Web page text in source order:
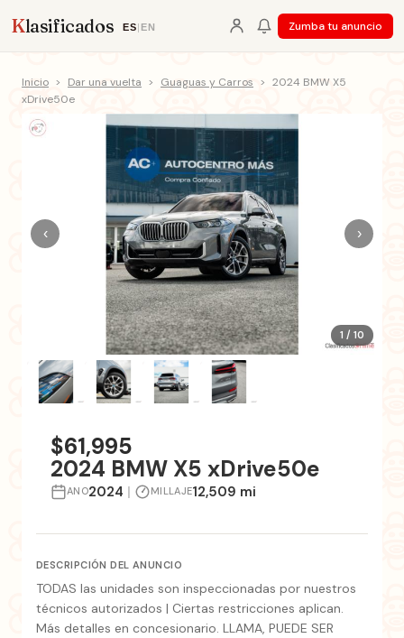
Klasificados ES| EN Zumba tu anuncio
Inicio > Dar una vuelta > Guaguas y Carros > 2024 BMW X5
xDrive50e
1 / 10
‹ ›
$61,995
2024 BMW X5 xDrive50e
ANO2024 | MILLAJE12,509 mi
DESCRIPCIÓN DEL ANUNCIO
TODAS las unidades son inspeccionadas por nuestros
técnicos autorizados | Ciertas restricciones aplican.
Más detalles en concesionario. LLAMA, PUEDE SER